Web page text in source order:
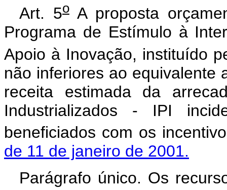
Art. 5oA proposta
Programa de Estímulo à
Apoio à Inovação, instituído
não inferiores ao equivalente
receita estimada da
Industrializados - IPI
beneficiados com os
de 11 de janeiro de 2001.
Parágrafo único. Os